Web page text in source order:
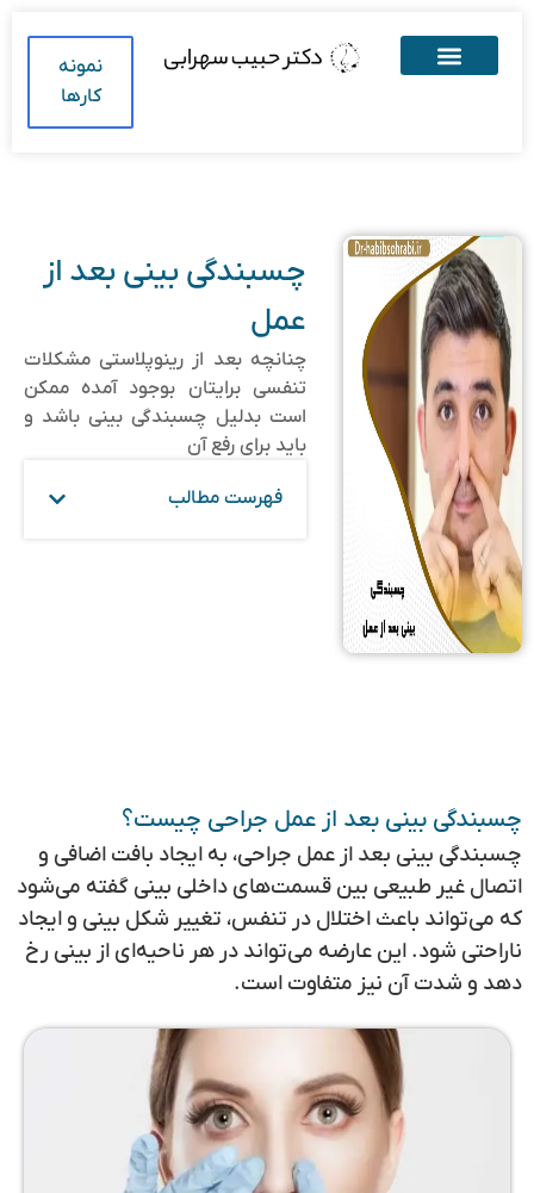
نمونه
کارها
چسبندگی بینی بعد از
عمل
چنانچه بعد از رینوپلاستی مشکلات
تنفسی برایتان بوجود آمده ممکن
است بدلیل چسبندگی بینی باشد و
باید برای رفع آن
فهرست مطالب
چسبندگی بینی بعد از عمل جراحی چیست؟
چسبندگی بینی بعد از عمل جراحی، به ایجاد بافت اضافی و
اتصال غیر طبیعی بین قسمت‌های داخلی بینی گفته می‌شود
که می‌تواند باعث اختلال در تنفس، تغییر شکل بینی و ایجاد
ناراحتی شود. این عارضه می‌تواند در هر ناحیه‌ای از بینی رخ
دهد و شدت آن نیز متفاوت است.